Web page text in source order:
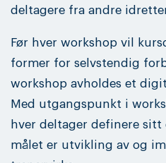
deltagere fra andre
Før hver workshop vil
former for selvstendig
workshop avholdes et
Med utgangspunkt i
hver deltager definere sitt
målet er utvikling av og